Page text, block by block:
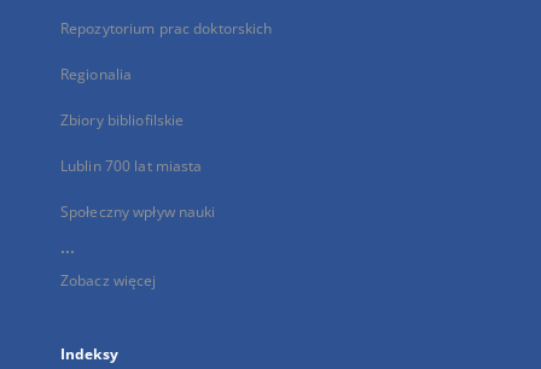
Repozytorium prac doktorskich
Regionalia
Zbiory bibliofilskie
Lublin 700 lat miasta
Społeczny wpływ nauki
...
Zobacz więcej
Indeksy